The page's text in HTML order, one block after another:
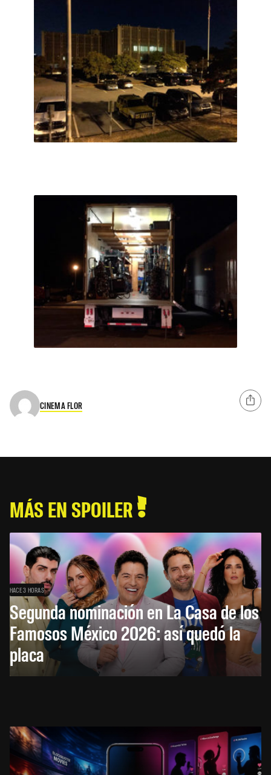
CINEMA FLOR
MÁS EN SPOILER
HACE 3 HORAS
Segunda nominación en La Casa de los
Famosos México 2026: así quedó la
placa